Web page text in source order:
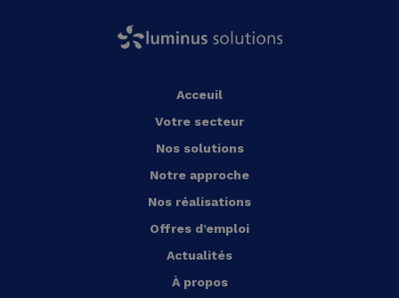
Acceuil
Votre secteur
Nos solutions
Notre approche
Nos réalisations
Offres d’emploi
Actualités
À propos